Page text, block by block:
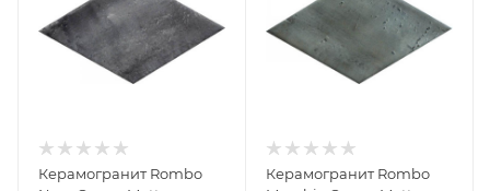
Керамогранит Rombo
Керамогранит Rombo